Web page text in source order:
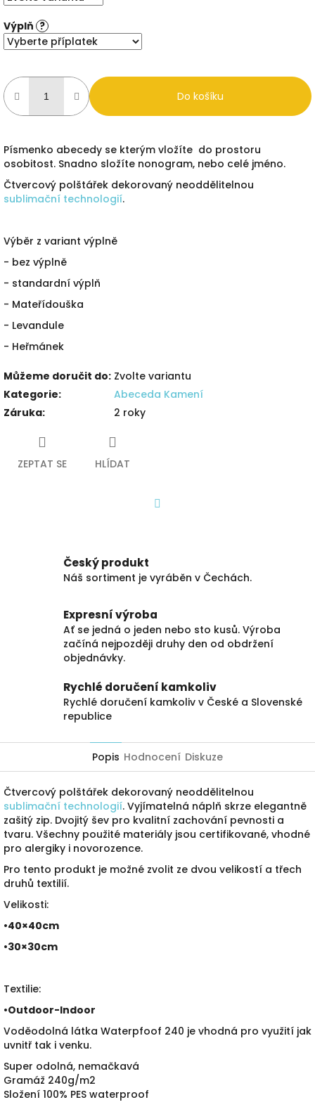
Výplň ?
Do košíku
Písmenko abecedy se kterým vložíte do prostoru
osobitost. Snadno složíte nonogram, nebo celé jméno.
Čtvercový polštářek dekorovaný neoddělitelnou
sublimační technologií.
Výběr z variant výplně
- bez výplně
- standardní výplň
- Mateřídouška
- Levandule
- Heřmánek
Můžeme doručit do: Zvolte variantu
Kategorie:
Abeceda Kamení
Záruka: 2 roky
ZEPTAT SE HLÍDAT
Český produkt
Náš sortiment je vyráběn v Čechách.
Expresní výroba
Ať se jedná o jeden nebo sto kusů. Výroba
začíná nejpozději druhy den od obdržení
objednávky.
Rychlé doručení kamkoliv
Rychlé doručení kamkoliv v České a Slovenské
republice
Popis Hodnocení Diskuze
Čtvercový polštářek dekorovaný neoddělitelnou
sublimační technologií. Vyjímatelná náplň skrze elegantně
zašitý zip. Dvojitý šev pro kvalitní zachování pevnosti a
tvaru. Všechny použité materiály jsou certifikované, vhodné
pro alergiky i novorozence.
Pro tento produkt je možné zvolit ze dvou velikostí a třech
druhů textilií.
Velikosti:
•40×40cm
•30×30cm
Textilie:
•Outdoor-Indoor
Voděodolná látka Waterpfoof 240 je vhodná pro využití jak
uvnitř tak i venku.
Super odolná, nemačkavá
Gramáž 240g/m2
Složení 100% PES waterproof